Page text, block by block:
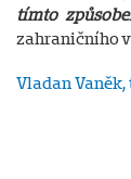
tímto
zahraničního
Vladan